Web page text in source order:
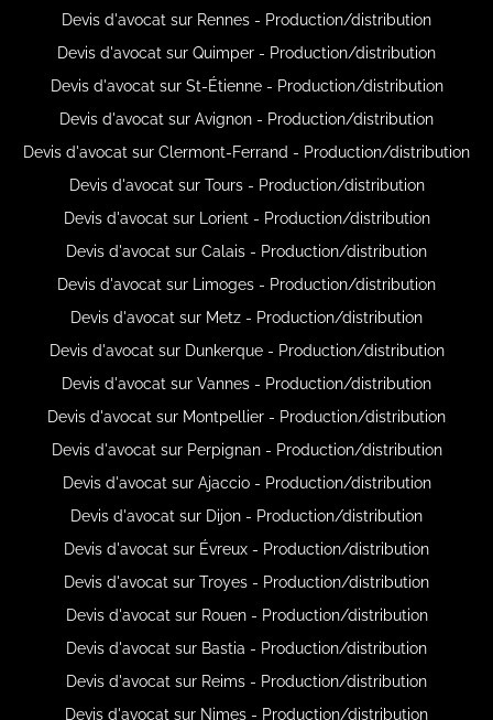
Devis d'avocat sur Rennes - Production/distribution
Devis d'avocat sur Quimper - Production/distribution
Devis d'avocat sur St-Étienne - Production/distribution
Devis d'avocat sur Avignon - Production/distribution
Devis d'avocat sur Clermont-Ferrand - Production/distribution
Devis d'avocat sur Tours - Production/distribution
Devis d'avocat sur Lorient - Production/distribution
Devis d'avocat sur Calais - Production/distribution
Devis d'avocat sur Limoges - Production/distribution
Devis d'avocat sur Metz - Production/distribution
Devis d'avocat sur Dunkerque - Production/distribution
Devis d'avocat sur Vannes - Production/distribution
Devis d'avocat sur Montpellier - Production/distribution
Devis d'avocat sur Perpignan - Production/distribution
Devis d'avocat sur Ajaccio - Production/distribution
Devis d'avocat sur Dijon - Production/distribution
Devis d'avocat sur Évreux - Production/distribution
Devis d'avocat sur Troyes - Production/distribution
Devis d'avocat sur Rouen - Production/distribution
Devis d'avocat sur Bastia - Production/distribution
Devis d'avocat sur Reims - Production/distribution
Devis d'avocat sur Nimes - Production/distribution